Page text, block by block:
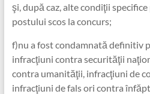
şi, după caz, alte condiţii
postului scos la concurs;
f)nu a fost condamnată definitiv
infracţiuni contra securităţii
contra umanităţii, infracţiuni de
infracţiuni de fals ori contra